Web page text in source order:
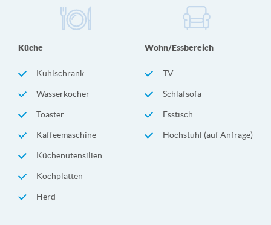
Küche
Kühlschrank
Wasserkocher
Toaster
Kaffeemaschine
Küchenutensilien
Kochplatten
Herd
Wohn/Essbereich
TV
Schlafsofa
Esstisch
Hochstuhl (auf Anfrage)